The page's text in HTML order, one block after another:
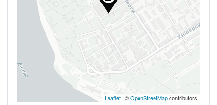
Leaflet | ©OpenStreetMapcontributors